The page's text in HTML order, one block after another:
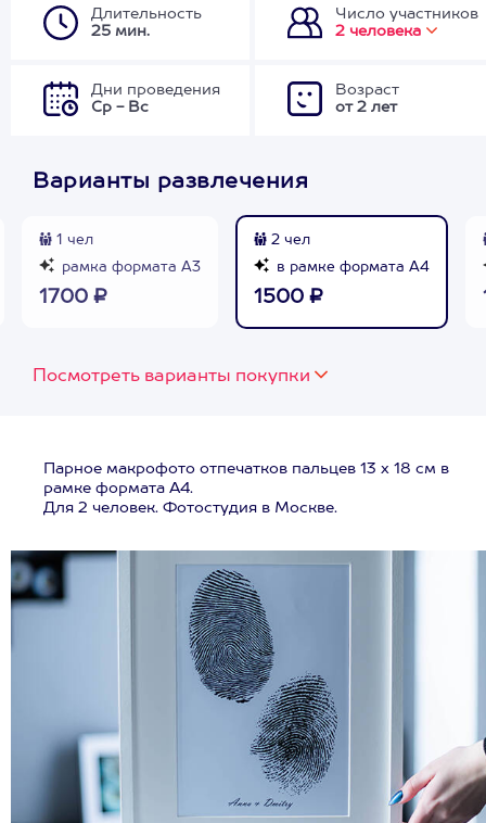
Длительность
25 мин.
Число участников
2 человека
Дни проведения
Ср - Вс
Возраст
от 2 лет
Варианты развлечения
1 чел
рамка формата А3
1700 ₽
2 чел
в рамке формата А4
1500 ₽
Посмотреть варианты покупки
Парное макрофото отпечатков пальцев 13 х 18 см в
рамке формата А4.
Для 2 человек. Фотостудия в Москве.